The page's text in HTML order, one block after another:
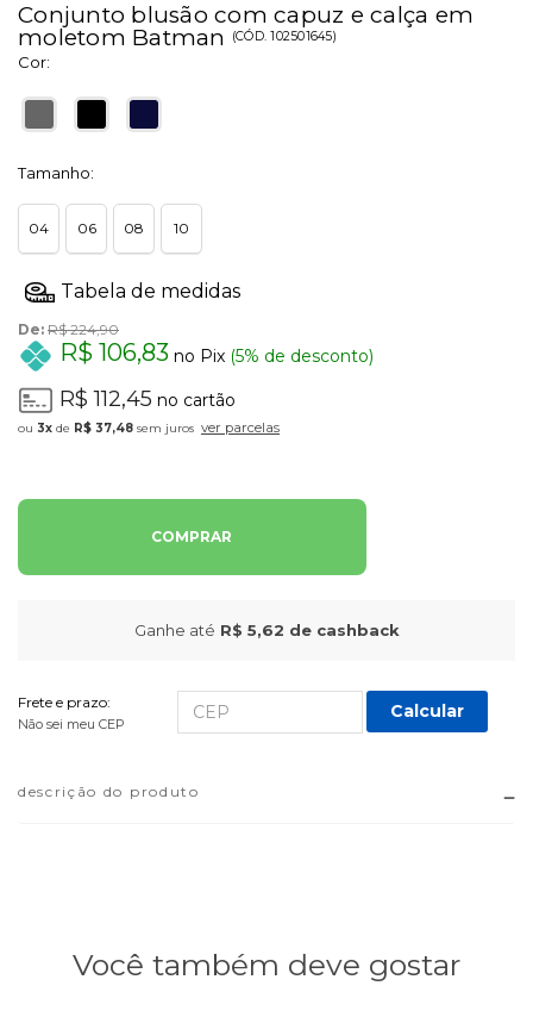
Conjunto blusão com capuz e calça em
moletom Batman
(CÓD.102501645)
Cor:
Tamanho:
04 06 08 10
De: R$ 224,90
R$ 106,83 no Pix (5% de desconto)
R$ 112,45 no cartão
3x de R$ 37,48 sem juros ver parcelas
COMPRAR
Ganhe até R$ 5,62 de cashback
Frete e prazo:
Não sei meu CEP
Calcular
descrição do produto
Você também deve gostar